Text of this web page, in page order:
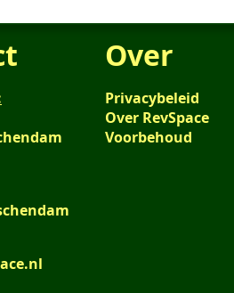
Over
Privacybeleid
Over RevSpace
Voorbehoud